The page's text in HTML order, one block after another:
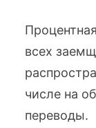
всех
числе на
переводы.